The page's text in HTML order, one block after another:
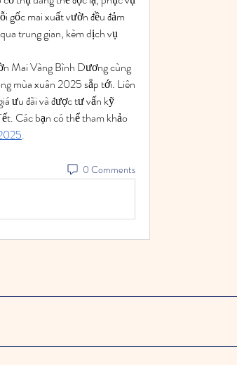
gốc mai xuất vườn đều đảm
trung gian, kèm dịch vụ
Mai Vàng Bình Dương cùng
mùa xuân 2025 sắp tới. Liên
ưu đãi và được tư vấn kỹ
Các bạn có thể tham khảo
.
0 Comments